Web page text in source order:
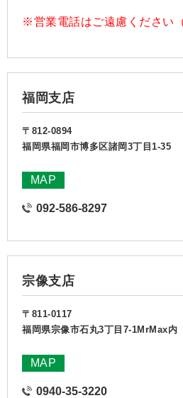
※営業電話はご遠慮ください
福岡支店
〒812-0894
福岡県福岡市博多区諸岡3丁目1-35
MAP
092-586-8297
宗像支店
〒811-0117
福岡県宗像市石丸3丁目7-1MrMax内
MAP
0940-35-3220